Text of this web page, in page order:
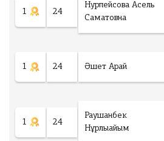
1 24
Нурпейсова Асель
Саматовна
1 24 Әшет Арай
1 24
Раушанбек
Нұрлыайым